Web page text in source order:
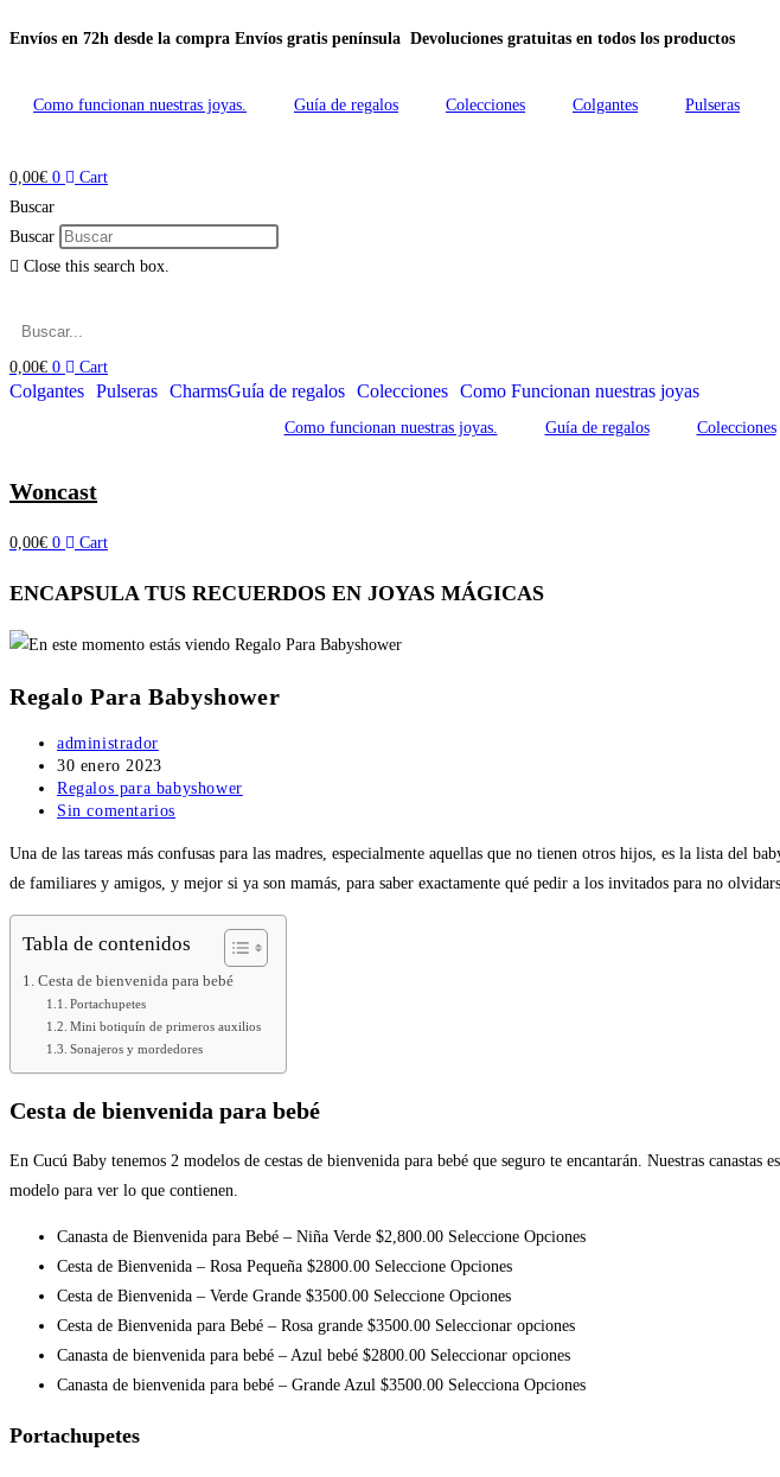
Ir
contenido
Envíos en 72h desde la compra Envíos gratis península Devoluciones gratuitas en todos los productos
Como funcionan nuestras joyas. Guía de regalos Colecciones Colgantes Pulseras
0,00€ 0
Cart
Buscar
Buscar
Close this search box.
0,00€ 0 Cart
Colgantes Pulseras CharmsGuía de regalos Colecciones Como Funcionan nuestras joyas
Como funcionan nuestras joyas. Guía de regalos Colecciones
Woncast
0,00€ 0 Cart
ENCAPSULA TUS RECUERDOS EN JOYAS MÁGICAS
Regalo Para Babyshower
Autor
de
la
entrada:
administrador
Publicación
de
la
30 enero 2023
Categoría
de
entrada:
Regalos para babyshower
Comentarios
la
entrada:
Sin comentarios
Una de las tareas más confusas para las madres, especialmente aquellas que no tienen otros hijos, es la lista del
de familiares y amigos, y mejor si ya son mamás, para saber exactamente qué pedir a los invitados para no
Tabla de contenidos
Cesta de bienvenida para bebé
Portachupetes
Mini botiquín de primeros auxilios
Sonajeros y mordedores
Cesta de bienvenida para bebé
En Cucú Baby tenemos 2 modelos de cestas de bienvenida para bebé que seguro te encantarán. Nuestras
modelo para ver lo que contienen.
Canasta de Bienvenida para Bebé – Niña Verde $2,800.00 Seleccione Opciones
Cesta de Bienvenida – Rosa Pequeña $2800.00 Seleccione Opciones
Cesta de Bienvenida – Verde Grande $3500.00 Seleccione Opciones
Cesta de Bienvenida para Bebé – Rosa grande $3500.00 Seleccionar opciones
Canasta de bienvenida para bebé – Azul bebé $2800.00 Seleccionar opciones
Canasta de bienvenida para bebé – Grande Azul $3500.00 Selecciona Opciones
Portachupetes